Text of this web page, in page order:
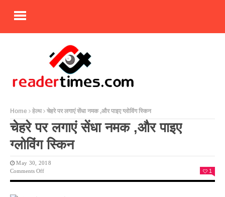
Home हेल्थ चेहरे पर लगाएं सेंधा नमक ,और पाइए ग्लोविंग स्किन
चेहरे पर लगाएं सेंधा नमक ,और पाइए
ग्लोविंग स्किन
May 30, 2018
Comments OffOn
1